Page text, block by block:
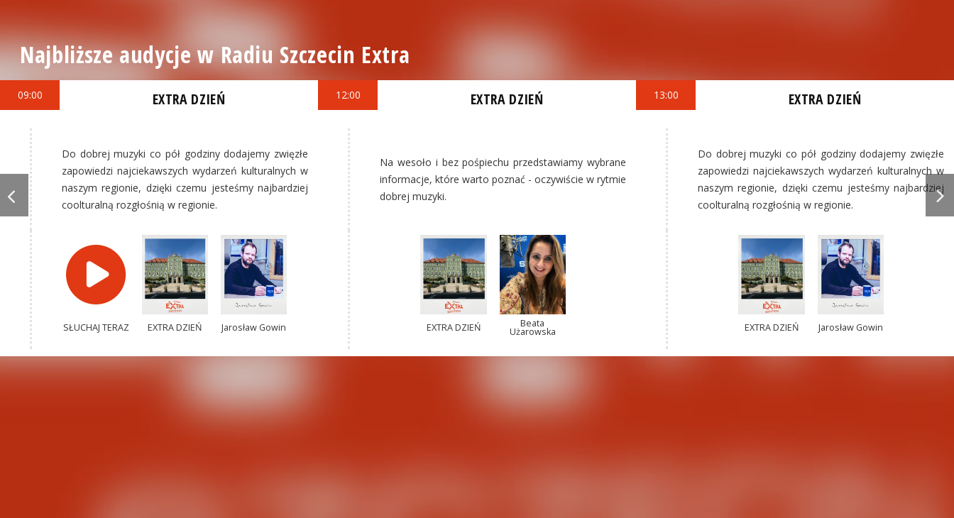
Najbliższe audycje w Radiu Szczecin Extra
09:00 EXTRA DZIEŃ
Do dobrej muzyki co pół godziny dodajemy zwięzłe
zapowiedzi najciekawszych wydarzeń kulturalnych w
naszym regionie, dzięki czemu jesteśmy najbardziej
coolturalną rozgłośnią w regionie.
SŁUCHAJ TERAZ EXTRA DZIEŃ Jarosław Gowin
12:00 EXTRA DZIEŃ
Na wesoło i bez pośpiechu przedstawiamy wybrane
informacje, które warto poznać - oczywiście w rytmie
dobrej muzyki.
EXTRA DZIEŃ Beata
Użarowska
13:00 EXTRA DZIEŃ
Do dobrej muzyki co pół godziny dodajemy zwięzłe
zapowiedzi najciekawszych wydarzeń kulturalnych w
naszym regionie, dzięki czemu jesteśmy najbardziej
coolturalną rozgłośnią w regionie.
EXTRA DZIEŃ Jarosław Gowin